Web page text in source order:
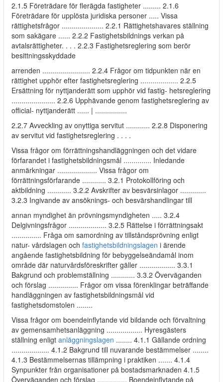
2.1.5 Företrädare för flerägda fastigheter ......... 2.1.6
Företrädare för upplösta juridiska personer ..... Vissa
rättighetsfrågor ..................... 2.2.1 Rättighetshavares ställning
som sakägare ...... 2.2.2 Fastighetsbildnings verkan på
avtalsrättigheter. . . . 2.2.3 Fastighetsreglering som berör
besittningsskyddade
arrenden ........................ 2.2.4 Frågor om tidpunkten när en
rättighet upphör efter fastighetsreglering ................... 2.2.5
Ersättning för nyttjanderätt som upphör vid fastig- hetsreglering
...................... 2.2.6 Upphävande genom fastighetsreglering av
official- nyttjanderätt ...... | ................
2.2.7 Avveckling av onyttiga servitut ............ 2.2.8 Disponering
av servitut vid fastighetsreglering . . . .
Vissa frågor om förrättningshandläggningen och det vidare
förfarandet i fastighetsbildningsmål .............. Inledande
anmärkningar .................... Vissa frågor om
förrättningsförfarande ............ 3.2.1 Protokollföring och
aktbildning ............ 3.2.2 Avskrifter av besvärsinlagor .............
3.2.3 Ingivande av ansöknings- och besvärshandlingar till
annan myndighet än prövningsmyndigheten ..... 3.2.4
Delgivningsfrågor ................... 3.2.5 Rättelse i förrättningsakt
............... Fråga om samordning av tillståndsprövning enligt
natur- vårdslagen och fastighetsbildningslagen i ärende
angående fastighetsbildning för bebyggelseändamål inom
område där naturvårdsföreskrifter gäller .................. 3.3.1
Bakgrund och problemställning ............ 3.3.2 Överväganden
och förslag ............... Frågor om vissa förenklingar beträffande
handläggningen av fastighetsbildningsmål vid
fastighetsdomstolen ........
Vissa frågor om boendeinflytande vid bildande och förvaltning
av gemensamhetsanläggning .................. Hyresgästers
ställning enligt anläggningslagen ........ 4.1.1 Gällande ordning
................... 4.1.2 Bakgrund till nuvarande bestämmelser ........
4.1.3 Bestämmelsernas tillämpning i praktiken ....... 4.1.4
Synpunkter från organisationer på bostadsmarknaden 4.1.5
Överväganden och förslag ............... Boendeinflytande på